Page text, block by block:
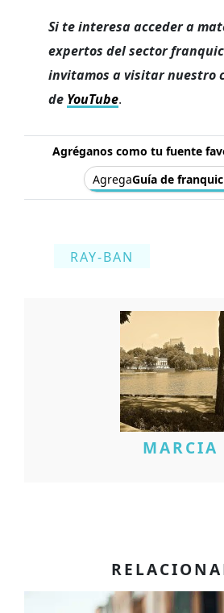
Si te interesa acceder a
expertos del sector
invitamos a visitar nuestro
de YouTube.
Agréganos como tu fuente
AgregaGuía de
RAY-BAN
MARCIA